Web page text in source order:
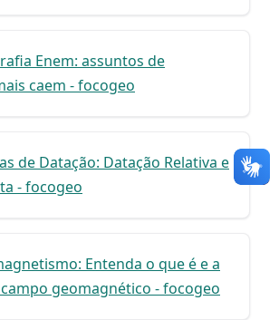
Enem: assuntos de
caem - focogeo
de Datação: Datação Relativa e
- focogeo
Entenda o que é e a
geomagnético - focogeo